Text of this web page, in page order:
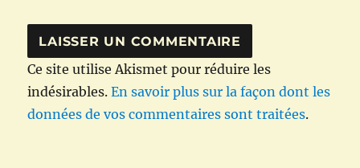
Ce site utilise Akismet pour réduire les
indésirables.En savoir plus sur la façon dont les
données de vos commentaires sont traitées.